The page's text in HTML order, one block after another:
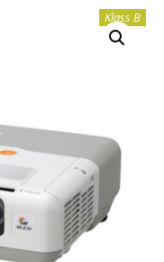
Klass B